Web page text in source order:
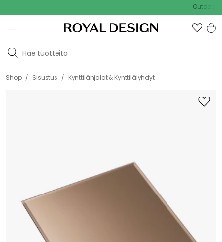
Outdoor
Shop / Sisustus / Kynttilänjalat & Kynttilälyhdyt